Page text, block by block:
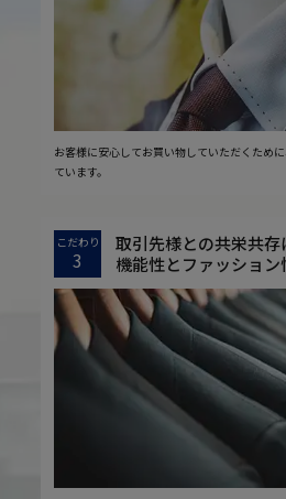
お客様に安心してお買い物していただくため
ています。
こだわり
3
取引先様との共栄共存
機能性とファッション